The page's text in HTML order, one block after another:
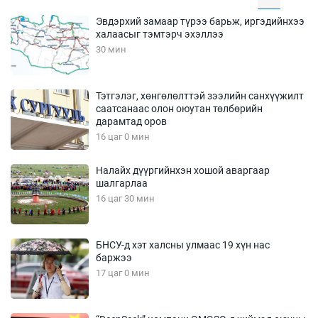
Эвдэрхий замаар түрээ барьж, иргэдийнхээ
халаасыг тэмтэрч эхэллээ
30 мин
Тэтгэлэг, хөнгөлөлттэй зээлийн санхүүжилт
саатсанаас олон оюутан төлбөрийн
дарамтад оров
16 цаг 0 мин
Налайх дүүргийнхэн хошой аваргаар
шалгарлаа
16 цаг 30 мин
БНСУ-д хэт халсны улмаас 19 хүн нас
баржээ
17 цаг 0 мин